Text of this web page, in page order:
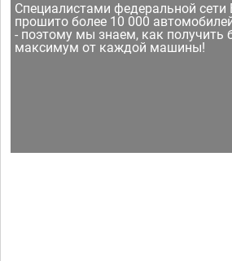
Специалистами федеральной
прошито более 10 000
- поэтому мы знаем, как получить
максимум от каждой машины!